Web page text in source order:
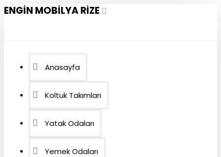
ENGIN MOBILYA RIZE
Anasayfa
Koltuk Takımları
Yatak Odaları
Yemek Odaları